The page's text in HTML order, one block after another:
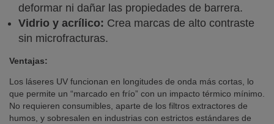
deformar ni dañar las propiedades de barrera.
Vidrio y acrílico: Crea marcas de alto contraste
sin microfracturas.
Ventajas:
Los láseres UV funcionan en longitudes de onda más cortas, lo
que permite un “marcado en frío” con un impacto térmico mínimo.
No requieren consumibles, aparte de los filtros extractores de
humos, y sobresalen en industrias con estrictos estándares de